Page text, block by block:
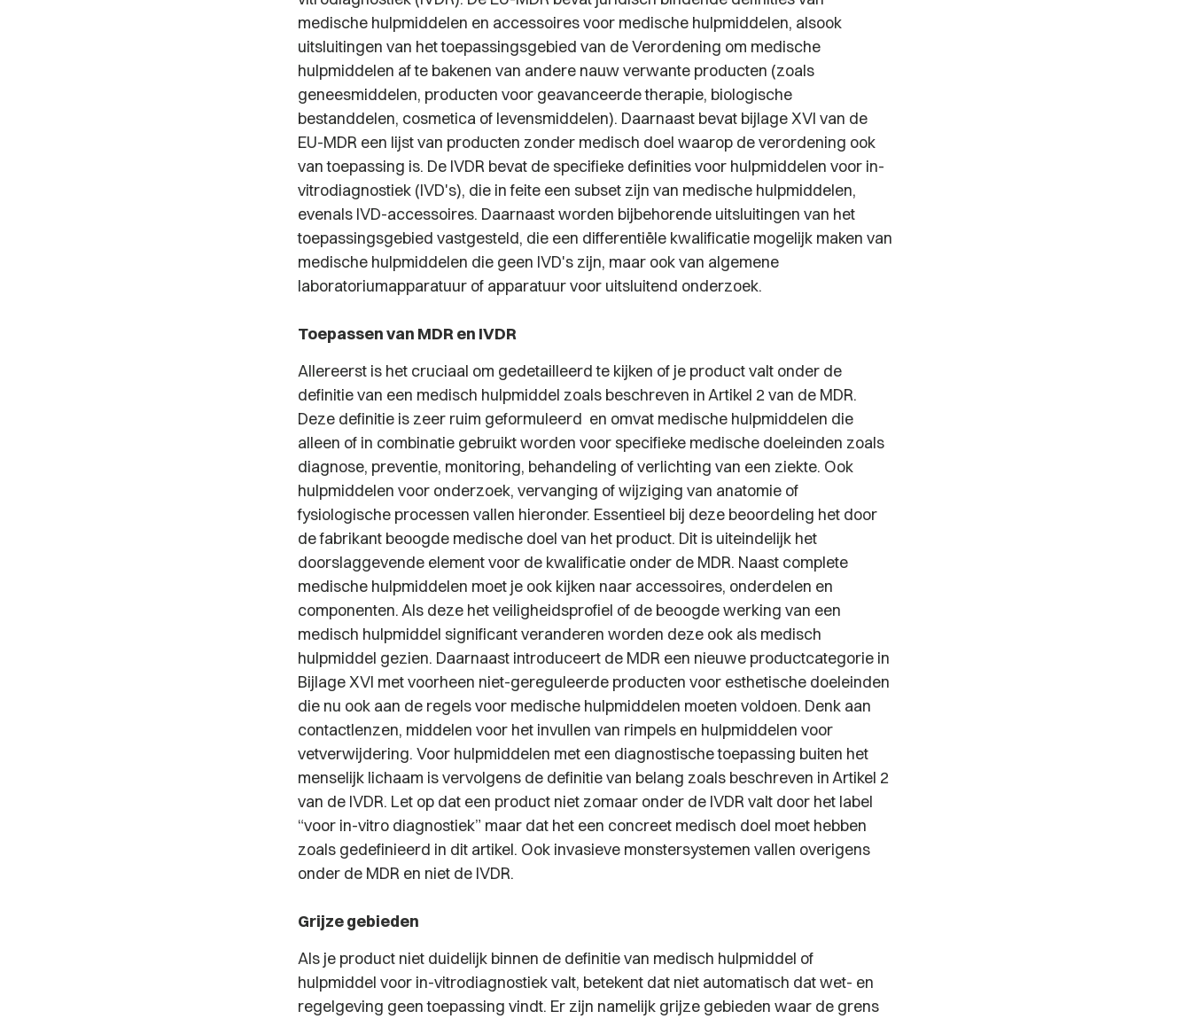
medische hulpmiddelen en accessoires voor medische hulpmiddelen, alsook
uitsluitingen van het toepassingsgebied van de Verordening om medische
hulpmiddelen af te bakenen van andere nauw verwante producten (zoals
geneesmiddelen, producten voor geavanceerde therapie, biologische
bestanddelen, cosmetica of levensmiddelen). Daarnaast bevat bijlage XVI van de
EU-MDR een lijst van producten zonder medisch doel waarop de verordening ook
van toepassing is. De IVDR bevat de specifieke definities voor hulpmiddelen voor in-
vitrodiagnostiek (IVD's), die in feite een subset zijn van medische hulpmiddelen,
evenals IVD-accessoires. Daarnaast worden bijbehorende uitsluitingen van het
toepassingsgebied vastgesteld, die een differentiële kwalificatie mogelijk maken van
medische hulpmiddelen die geen IVD's zijn, maar ook van algemene
laboratoriumapparatuur of apparatuur voor uitsluitend onderzoek.
Toepassen van MDR en IVDR
Allereerst is het cruciaal om gedetailleerd te kijken of je product valt onder de
definitie van een medisch hulpmiddel zoals beschreven in Artikel 2 van de MDR.
Deze definitie is zeer ruim geformuleerd en omvat medische hulpmiddelen die
alleen of in combinatie gebruikt worden voor specifieke medische doeleinden zoals
diagnose, preventie, monitoring, behandeling of verlichting van een ziekte. Ook
hulpmiddelen voor onderzoek, vervanging of wijziging van anatomie of
fysiologische processen vallen hieronder. Essentieel bij deze beoordeling het door
de fabrikant beoogde medische doel van het product. Dit is uiteindelijk het
doorslaggevende element voor de kwalificatie onder de MDR. Naast complete
medische hulpmiddelen moet je ook kijken naar accessoires, onderdelen en
componenten. Als deze het veiligheidsprofiel of de beoogde werking van een
medisch hulpmiddel significant veranderen worden deze ook als medisch
hulpmiddel gezien. Daarnaast introduceert de MDR een nieuwe productcategorie in
Bijlage XVI met voorheen niet-gereguleerde producten voor esthetische doeleinden
die nu ook aan de regels voor medische hulpmiddelen moeten voldoen. Denk aan
contactlenzen, middelen voor het invullen van rimpels en hulpmiddelen voor
vetverwijdering. Voor hulpmiddelen met een diagnostische toepassing buiten het
menselijk lichaam is vervolgens de definitie van belang zoals beschreven in Artikel 2
van de IVDR. Let op dat een product niet zomaar onder de IVDR valt door het label
“voor in-vitro diagnostiek” maar dat het een concreet medisch doel moet hebben
zoals gedefinieerd in dit artikel. Ook invasieve monstersystemen vallen overigens
onder de MDR en niet de IVDR.
Grijze gebieden
Als je product niet duidelijk binnen de definitie van medisch hulpmiddel of
hulpmiddel voor in-vitrodiagnostiek valt, betekent dat niet automatisch dat wet- en
regelgeving geen toepassing vindt. Er zijn namelijk grijze gebieden waar de grens